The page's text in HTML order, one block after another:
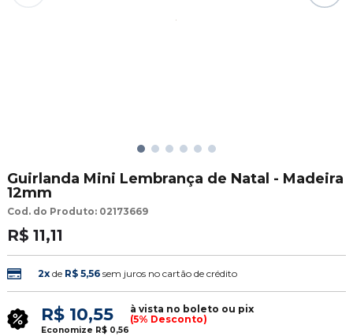
Guirlanda Mini Lembrança de Natal - Madeira
12mm
Cod. do Produto: 02173669
R$ 11,11
2xde R$ 5,56 sem juros no cartão de crédito
R$ 10,55
à vista no boleto ou pix
(5% Desconto)
Economize R$ 0,56